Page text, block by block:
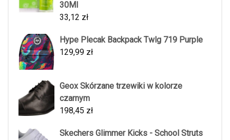
30Ml
33,12 zł
Hype Plecak Backpack Twlg 719 Purple
129,99 zł
Geox Skórzane trzewiki w kolorze
czarnym
198,45 zł
Skechers Glimmer Kicks - School Struts